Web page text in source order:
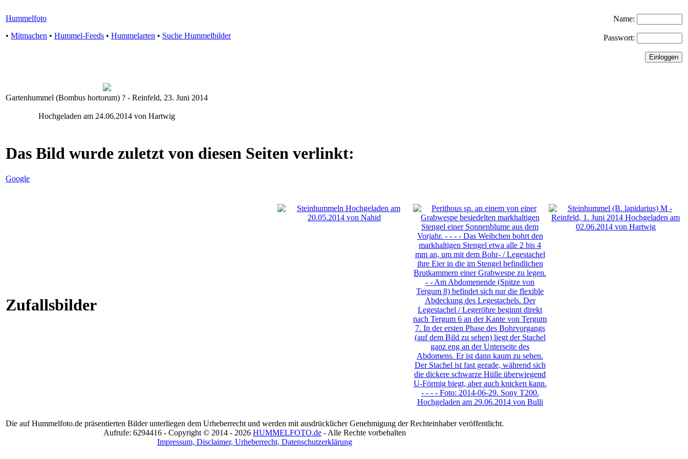
Hummelfoto
• Mitmachen • Hummel-Feeds • Hummelarten • Suche Hummelbilder
Name:
Passwort:
Gartenhummel (Bombus hortorum) ? - Reinfeld, 23. Juni 2014
Hochgeladen am 24.06.2014 von Hartwig
Das Bild wurde zuletzt von diesen Seiten verlinkt:
Google
Zufallsbilder
Die auf Hummelfoto.de präsentierten Bilder unterliegen dem Urheberrecht und werden mit ausdrücklicher Genehmigung der Rechteinhaber veröffentlicht.
Aufrufe: 6294416 - Copyright © 2014 - 2026 HUMMELFOTO.de - Alle Rechte vorbehalten
Impressum, Disclaimer, Urheberrecht, Datenschutzerklärung